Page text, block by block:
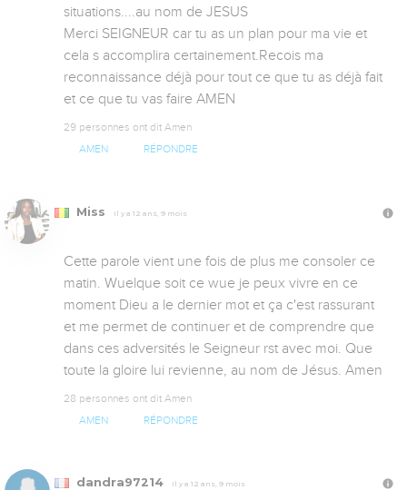
situations....au nom de JESUS
Merci SEIGNEUR car tu as un plan pour ma vie et
cela s accomplira certainement.Recois ma
reconnaissance déjà pour tout ce que tu as déjà fait
et ce que tu vas faire AMEN
29 personnes ont dit Amen
AMEN RÉPONDRE
Miss Il y a 12 ans, 9 mois
Cette parole vient une fois de plus me consoler ce
matin. Wuelque soit ce wue je peux vivre en ce
moment Dieu a le dernier mot et ça c'est rassurant
et me permet de continuer et de comprendre que
dans ces adversités le Seigneur rst avec moi. Que
toute la gloire lui revienne, au nom de Jésus. Amen
28 personnes ont dit Amen
AMEN RÉPONDRE
dandra97214 Il y a 12 ans, 9 mois